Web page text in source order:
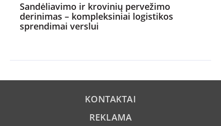
Sandėliavimo ir krovinių pervežimo
derinimas – kompleksiniai logistikos
sprendimai verslui
KONTAKTAI
REKLAMA